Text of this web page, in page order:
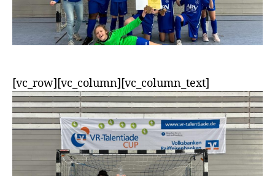
[vc_row][vc_column][vc_column_text]